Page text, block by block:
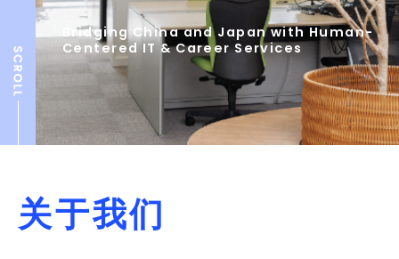
Bridging China and Japan with Human-
Centered IT & Career Services
关于我们